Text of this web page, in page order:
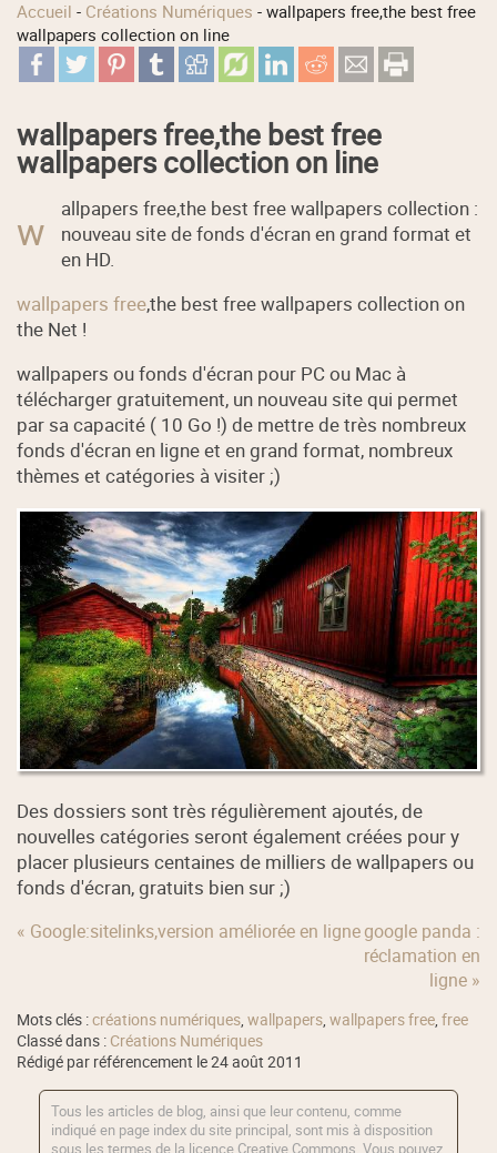
Accueil - Créations Numériques -wallpapers free,the best free
wallpapers collection on line
wallpapers free,the best free
wallpapers collection on line
w
allpapers free,the best free wallpapers collection :
nouveau site de fonds d'écran en grand format et
en HD.
wallpapers free,the best free wallpapers collection on
the Net !
wallpapers ou fonds d'écran pour PC ou Mac à
télécharger gratuitement, un nouveau site qui permet
par sa capacité ( 10 Go !) de mettre de très nombreux
fonds d'écran en ligne et en grand format, nombreux
thèmes et catégories à visiter ;)
Des dossiers sont très régulièrement ajoutés, de
nouvelles catégories seront également créées pour y
placer plusieurs centaines de milliers de wallpapers ou
fonds d'écran, gratuits bien sur ;)
« Google:sitelinks,version améliorée en lignegoogle panda :
réclamation en
ligne »
Mots clés :créations numériques,wallpapers,wallpapers free,free
Classé dans : Créations Numériques
Rédigé par référencement le 24 août 2011
Tous les articles de blog, ainsi que leur contenu, comme
indiqué en page index du site principal, sont mis à disposition
sous les termes de la licence Creative Commons. Vous pouvez